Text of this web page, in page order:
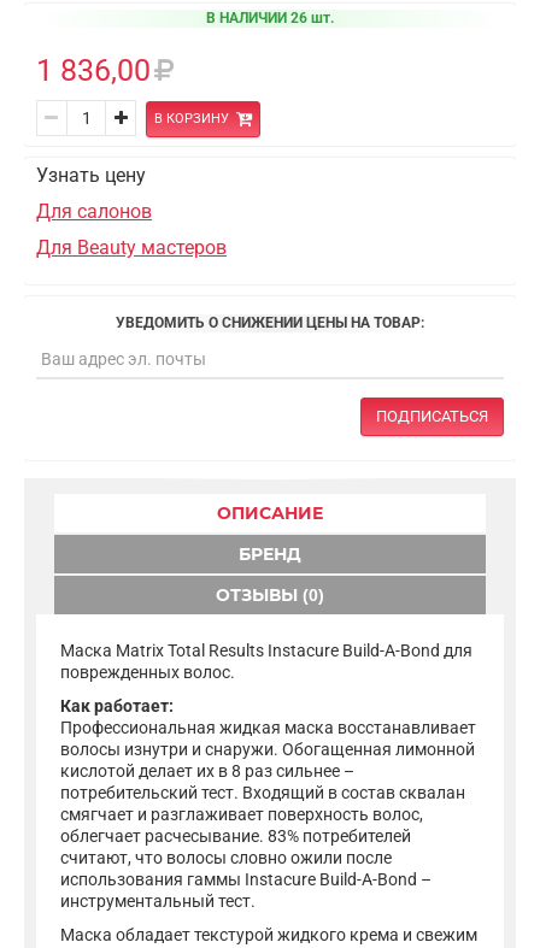
В НАЛИЧИИ 26 шт.
1 836,00
В КОРЗИНУ
Узнать цену
Для салонов
Для Beauty мастеров
УВЕДОМИТЬ О СНИЖЕНИИ ЦЕНЫ НА ТОВАР:
ПОДПИСАТЬСЯ
ОПИСАНИЕ
БРЕНД
ОТЗЫВЫ (0)
Маска Matrix Total Results Instacure Build-A-Bond для
поврежденных волос.
Как работает:
Профессиональная жидкая маска восстанавливает
волосы изнутри и снаружи. Обогащенная лимонной
кислотой делает их в 8 раз сильнее –
потребительский тест. Входящий в состав сквалан
смягчает и разглаживает поверхность волос,
облегчает расчесывание. 83% потребителей
считают, что волосы словно ожили после
использования гаммы Instacure Build-A-Bond –
инструментальный тест.
Маска обладает текстурой жидкого крема и свежим